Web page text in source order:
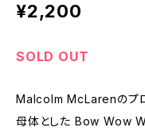
¥2,200
SOLD OUT
Malcolm McLarenのプ
母体とした Bow Wow